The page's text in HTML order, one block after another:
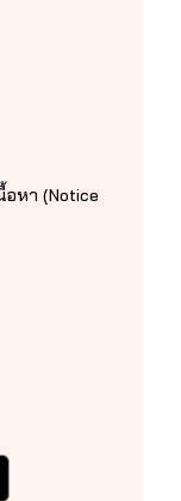
อหา (Notice